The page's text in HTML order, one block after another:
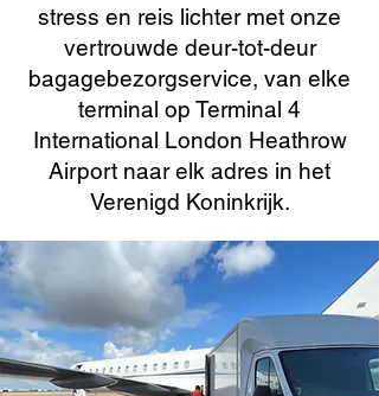
stress en reis lichter met onze
vertrouwde deur-tot-deur
bagagebezorgservice, van elke
terminal op Terminal 4
International London Heathrow
Airport naar elk adres in het
Verenigd Koninkrijk.